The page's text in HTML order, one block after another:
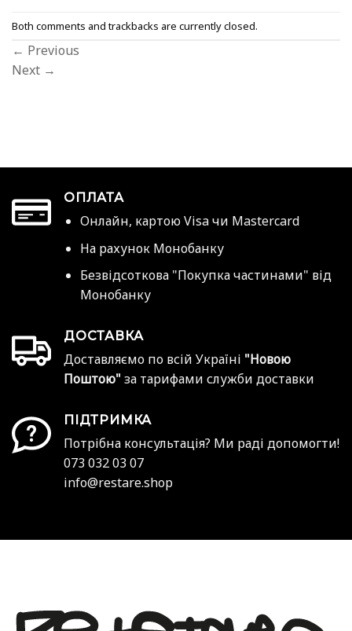
Both comments and trackbacks are currently closed.
← Previous
Next →
ОПЛАТА
Онлайн, картою Visa чи Mastercard
На рахунок Монобанку
Безвідсоткова "Покупка частинами" від
Монобанку
ДОСТАВКА
Доставляємо по всій Україні "Новою
Поштою" за тарифами служби доставки
ПІДТРИМКА
Потрібна консультація? Ми раді допомогти!
073 032 03 07
info@restare.shop